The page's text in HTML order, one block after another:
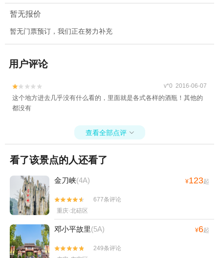
暂无报价
暂无门票预订，我们正在努力补充
用户评论

 v*0 2016-06-07
这个地方进去几乎没有什么看的，里面就是各式各样的酒瓶！其他的
都没有
查看全部点评 
看了该景点的人还看了
金刀峡(4A) ¥123起


677条评论
重庆·北碚区
邓小平故里(5A) ¥6起


249条评论